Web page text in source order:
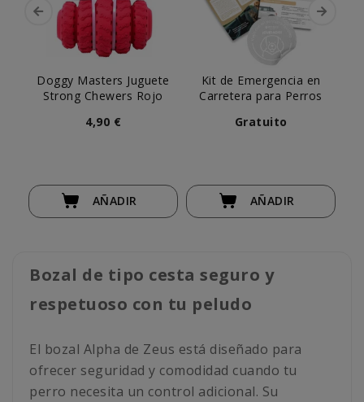
Doggy Masters Juguete
Strong Chewers Rojo
4,90 €
AÑADIR
Kit de Emergencia en
Carretera para Perros
Gratuito
AÑADIR
Bozal de tipo cesta seguro y
respetuoso con tu peludo
El bozal Alpha de Zeus está diseñado para
ofrecer seguridad y comodidad cuando tu
perro necesita un control adicional. Su